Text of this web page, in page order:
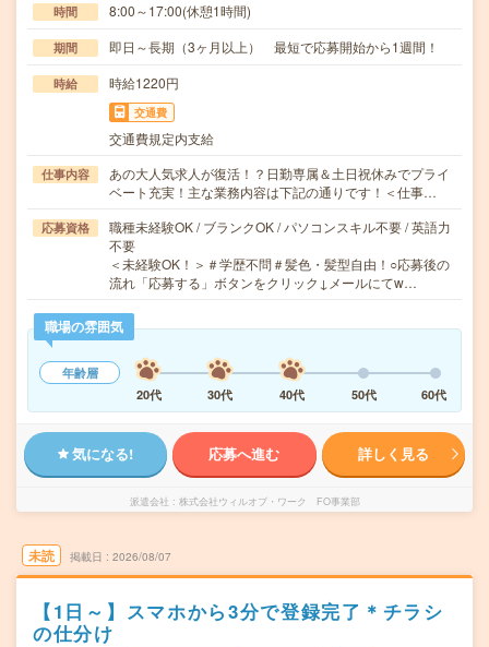
時間 8:00～17:00(休憩1時間)
期間 即日～長期（3ヶ月以上） 最短で応募開始から1週間！
時給 時給1220円
交通費
交通費規定内支給
仕事内容
あの大人気求人が復活！？日勤専属＆土日祝休みでプライ
ベート充実！主な業務内容は下記の通りです！＜仕事…
応募資格
職種未経験OK / ブランクOK / パソコンスキル不要 / 英語力
不要
＜未経験OK！＞＃学歴不問＃髪色・髪型自由！○応募後の
流れ「応募する」ボタンをクリック↓メールにてw…
職場の雰囲気
年齢層
20代
30代 40代 50代 60代
気になる! 応募へ進む 詳しく見る
派遣会社 株式会社ウィルオブ・ワーク FO事業部
未読 掲載日 2026/08/07
【1日～】スマホから3分で登録完了＊チラシ
の仕分け